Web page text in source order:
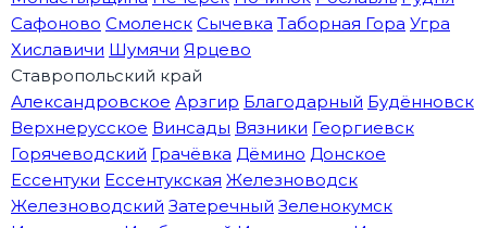
Сафоново Смоленск Сычевка Таборная Гора Угра
Хиславичи Шумячи Ярцево
Ставропольский край
Александровское Арзгир Благодарный Будённовск
Верхнерусское Винсады Вязники Георгиевск
Горячеводский Грачёвка Дёмино Донское
Ессентуки Ессентукская Железноводск
Железноводский Затеречный Зеленокумск